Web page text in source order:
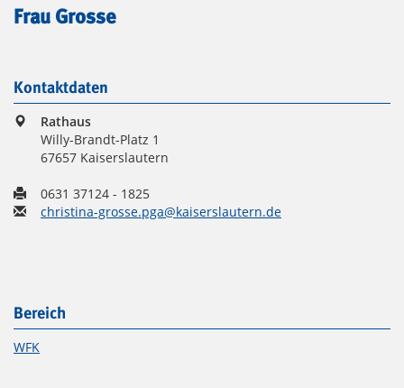
Frau Grosse
Kontaktdaten
Rathaus
Willy-Brandt-Platz 1
67657 Kaiserslautern
0631 37124 - 1825
christina-grosse.pga@kaiserslautern.de
Bereich
WFK